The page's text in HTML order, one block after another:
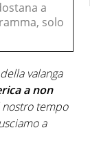
a
solo
valanga
a non
nostro tempo
a